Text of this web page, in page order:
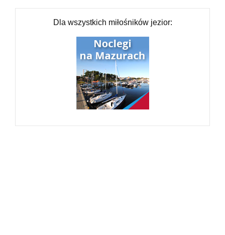
Dla wszystkich miłośników jezior: